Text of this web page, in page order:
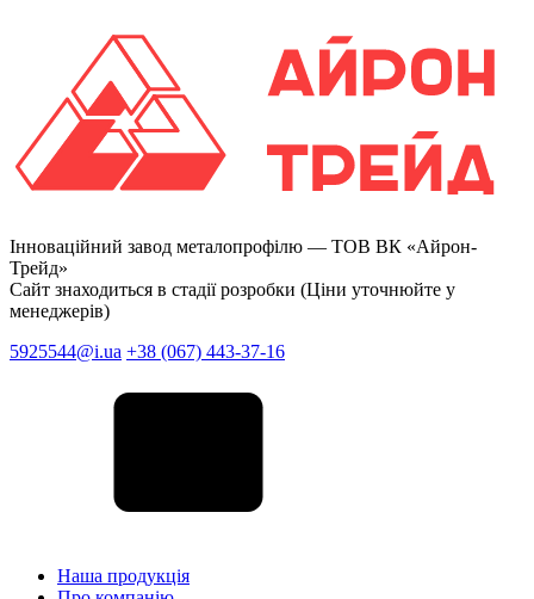
Інноваційний завод металопрофілю — ТОВ ВК «Айрон-
Трейд»
Сайт знаходиться в стадії розробки (Ціни уточнюйте у
менеджерів)
5925544@i.ua +38 (067) 443-37-16
Наша продукція